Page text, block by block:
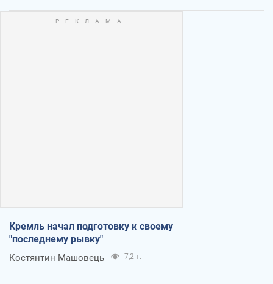
Кремль начал подготовку к своему
"последнему рывку"
Костянтин Машовець 7,2 т.